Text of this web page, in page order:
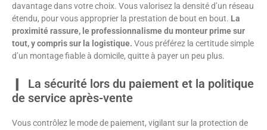
davantage dans votre choix. Vous valorisez la densité d’un réseau
étendu, pour vous approprier la prestation de bout en bout. La
proximité rassure, le professionnalisme du monteur prime sur
tout, y compris sur la logistique. Vous préférez la certitude simple
d’un montage fiable à domicile, quitte à payer un peu plus.
La sécurité lors du paiement et la politique
de service après-vente
Vous contrôlez le mode de paiement, vigilant sur la protection de